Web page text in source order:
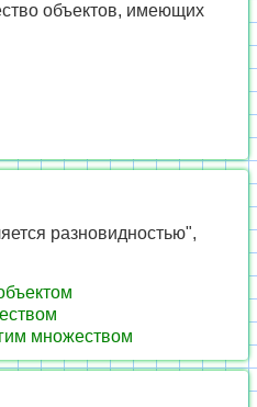
объектов, имеющих
разновидностью",
множеством